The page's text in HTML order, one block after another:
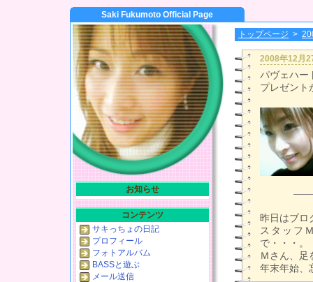
Saki Fukumoto Official Page
トップページ >
2008年12月
パヴェハー
プレゼント
昨日はブロ
スタッフ
で・・・。
Ｍさん、足
年末年始、
お知らせ
コンテンツ
サキっちょの日記
プロフィール
フォトアルバム
BASSと遊ぶ
メール送信